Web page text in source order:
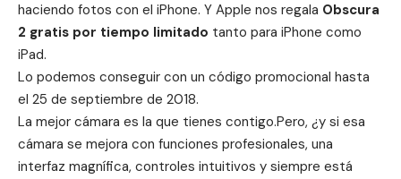
haciendo fotos con el iPhone. Y Apple nos regala Obscura
2 gratis por tiempo limitado tanto para iPhone como
iPad.
Lo podemos conseguir con un código promocional hasta
el 25 de septiembre de 2018.
La mejor cámara es la que tienes contigo.Pero, ¿y si esa
cámara se mejora con funciones profesionales, una
interfaz magnífica, controles intuitivos y siempre está